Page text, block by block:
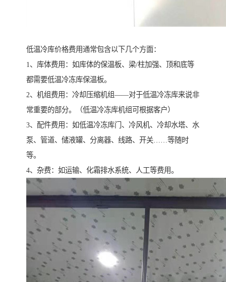
低温冷库价格费用通常包含以下几个方面：
1、库体费用：如库体的保温板、梁/柱加强、顶和底等
都需要低温冷冻库保温板。
2、机组费用：冷却压缩机组——对于低温冷冻库来说非
常重要的部分。（低温冷冻库机组可根据客户）
3、配件费用：如低温冷冻库门、冷风机、冷却水塔、水
泵、管道、储液罐、分离器、线路、开关……等随时
等。
4、杂费：如运输、化霜排水系统、人工等费用。